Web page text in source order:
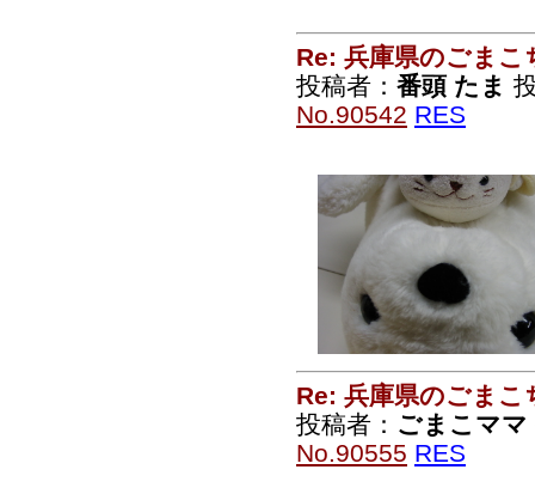
Re: 兵庫県のごまこ
投稿者： 番頭 たま
No.90542 RES
Re: 兵庫県のごまこ
投稿者： ごまこママ
No.90555 RES